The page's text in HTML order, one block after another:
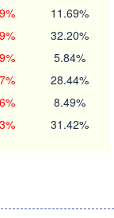
11.69%
32.20%
5.84%
28.44%
8.49%
31.42%